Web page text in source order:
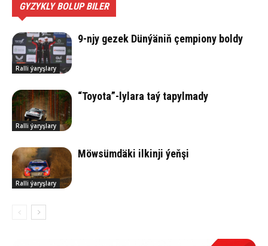
GYZYKLY BOLUP BILER
Ralli ýaryşlary
9-njy gezek Dünýäniň çempiony boldy
Ralli ýaryşlary
“Toyota”-lylara taý tapylmady
Ralli ýaryşlary
Möwsümdäki ilkinji ýeňşi